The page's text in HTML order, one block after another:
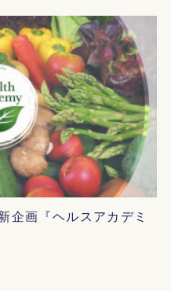
企画『ヘルスアカデミ